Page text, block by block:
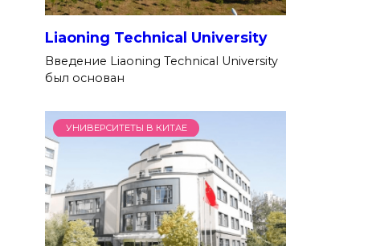
Liaoning Technical University
Введение Liaoning Technical University
был основан
УНИВЕРСИТЕТЫ В КИТАЕ